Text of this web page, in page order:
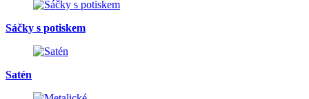
Sáčky s potiskem
Satén